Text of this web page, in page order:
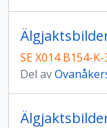
SE X014 B154-K-
Del av